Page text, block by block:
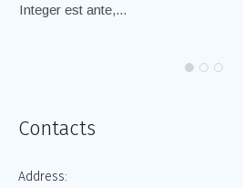
Integer est ante,...
Contacts
Address: